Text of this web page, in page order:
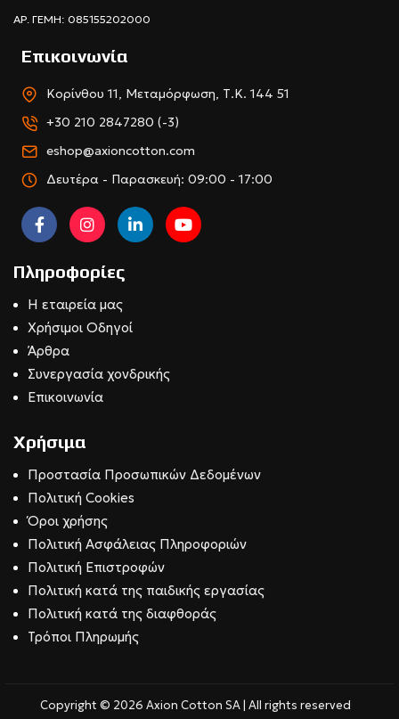
ΑΡ. ΓΕΜΗ: 085155202000
Επικοινωνία
Κορίνθου 11, Μεταμόρφωση, Τ.Κ. 144 51
+30 210 2847280 (-3)
eshop@axioncotton.com
Δευτέρα - Παρασκευή: 09:00 - 17:00
Πληροφορίες
Η εταιρεία μας
Χρήσιμοι Οδηγοί
Άρθρα
Συνεργασία χονδρικής
Επικοινωνία
Χρήσιμα
Προστασία Προσωπικών Δεδομένων
Πολιτική Cookies
Όροι χρήσης
Πολιτική Ασφάλειας Πληροφοριών
Πολιτική Επιστροφών
Πολιτική κατά της παιδικής εργασίας
Πολιτική κατά της διαφθοράς
Τρόποι Πληρωμής
Copyright © 2026 Axion Cotton SA | All rights reserved